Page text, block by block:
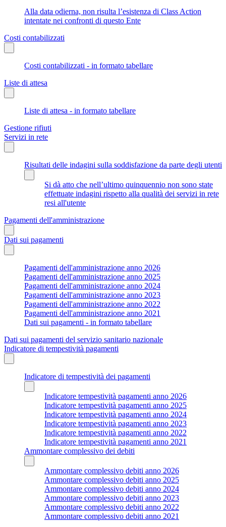
Alla data odierna, non risulta l’esistenza di Class Action
intentate nei confronti di questo Ente
Costi contabilizzati
Costi contabilizzati - in formato tabellare
Liste di attesa
Liste di attesa - in formato tabellare
Gestione rifiuti
Servizi in rete
Risultati delle indagini sulla soddisfazione da parte degli utenti
Si dà atto che nell’ultimo quinquennio non sono state
effettuate indagini rispetto alla qualità dei servizi in rete
resi all'utente
Pagamenti dell'amministrazione
Dati sui pagamenti
Pagamenti dell'amministrazione anno 2026
Pagamenti dell'amministrazione anno 2025
Pagamenti dell'amministrazione anno 2024
Pagamenti dell'amministrazione anno 2023
Pagamenti dell'amministrazione anno 2022
Pagamenti dell'amministrazione anno 2021
Dati sui pagamenti - in formato tabellare
Dati sui pagamenti del servizio sanitario nazionale
Indicatore di tempestività pagamenti
Indicatore di tempestività dei pagamenti
Indicatore tempestività pagamenti anno 2026
Indicatore tempestività pagamenti anno 2025
Indicatore tempestività pagamenti anno 2024
Indicatore tempestività pagamenti anno 2023
Indicatore tempestività pagamenti anno 2022
Indicatore tempestività pagamenti anno 2021
Ammontare complessivo dei debiti
Ammontare complessivo debiti anno 2026
Ammontare complessivo debiti anno 2025
Ammontare complessivo debiti anno 2024
Ammontare complessivo debiti anno 2023
Ammontare complessivo debiti anno 2022
Ammontare complessivo debiti anno 2021